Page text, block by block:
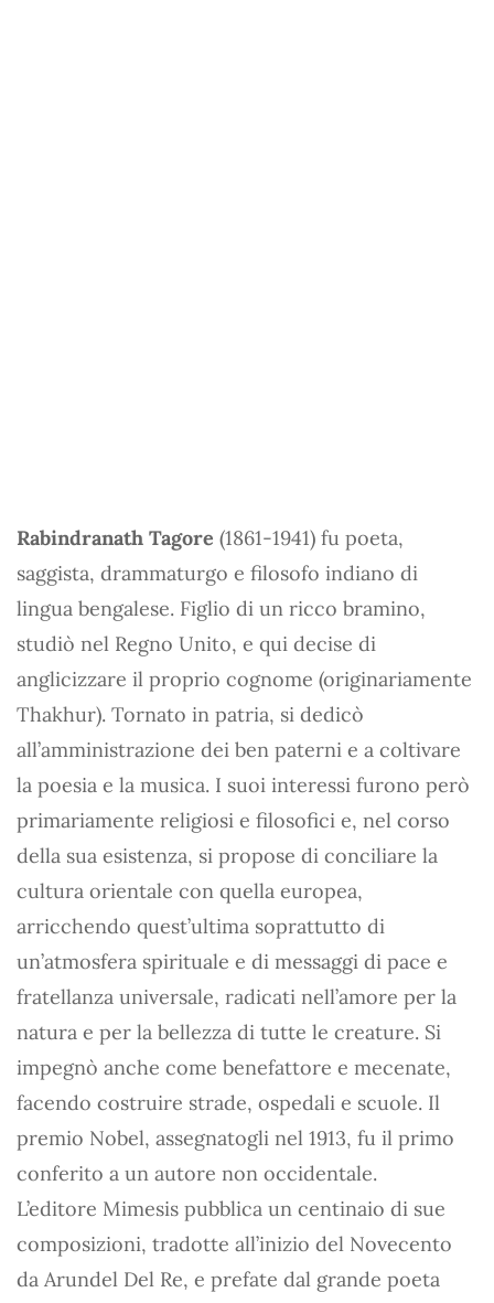
Rabindranath Tagore (1861-1941) fu poeta,
saggista, drammaturgo e filosofo indiano di
lingua bengalese. Figlio di un ricco bramino,
studiò nel Regno Unito, e qui decise di
anglicizzare il proprio cognome (originariamente
Thakhur). Tornato in patria, si dedicò
all’amministrazione dei ben paterni e a coltivare
la poesia e la musica. I suoi interessi furono però
primariamente religiosi e filosofici e, nel corso
della sua esistenza, si propose di conciliare la
cultura orientale con quella europea,
arricchendo quest’ultima soprattutto di
un’atmosfera spirituale e di messaggi di pace e
fratellanza universale, radicati nell’amore per la
natura e per la bellezza di tutte le creature. Si
impegnò anche come benefattore e mecenate,
facendo costruire strade, ospedali e scuole. Il
premio Nobel, assegnatogli nel 1913, fu il primo
conferito a un autore non occidentale.
L’editore Mimesis pubblica un centinaio di sue
composizioni, tradotte all’inizio del Novecento
da Arundel Del Re, e prefate dal grande poeta